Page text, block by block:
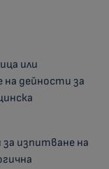
или
на дейности за
изпитване на